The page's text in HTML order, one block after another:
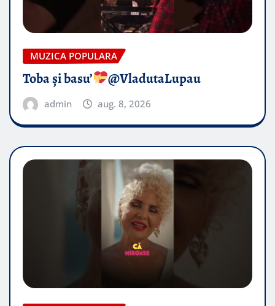
MUZICA POPULARA
Toba și basu’ @VladutaLupau
admin aug. 8, 2026